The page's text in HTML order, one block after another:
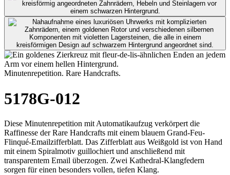
Minutenrepetition. Rare Handcrafts.
5178G-012
Diese Minutenrepetition mit Automatikaufzug verkörpert die
Raffinesse der Rare Handcrafts mit einem blauem Grand-Feu-
Flinqué-Emailzifferblatt. Das Zifferblatt aus Weißgold ist von Hand
mit einem Spiralmotiv guillochiert und anschließend mit
transparentem Email überzogen. Zwei Kathedral-Klangfedern
sorgen für einen besonders vollen, tiefen Klang.